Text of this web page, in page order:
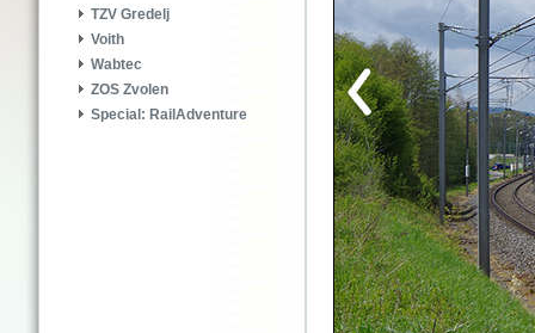
TZV Gredelj
Voith
Wabtec
ZOS Zvolen
Special: RailAdventure